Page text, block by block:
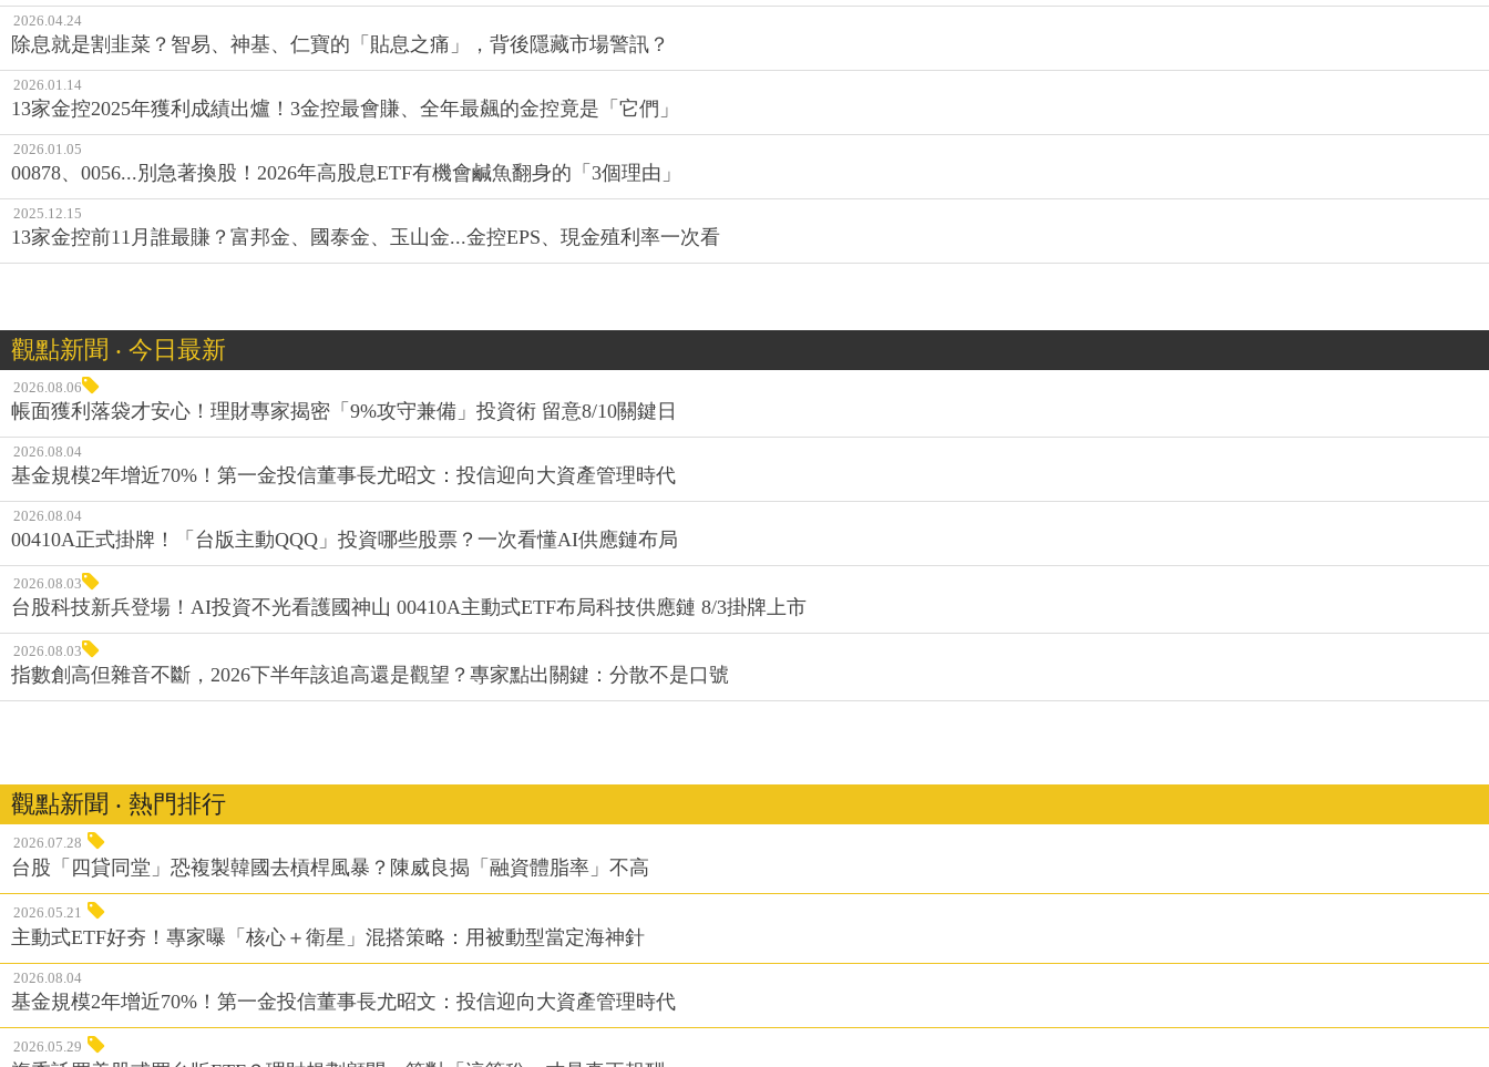
2026.04.24
除息就是割韭菜？智易、神基、仁寶的「貼息之痛」，背後隱藏市場警訊？
2026.01.14
13家金控2025年獲利成績出爐！3金控最會賺、全年最飆的金控竟是「它們」
2026.01.05
00878、0056...別急著換股！2026年高股息ETF有機會鹹魚翻身的「3個理由」
2025.12.15
13家金控前11月誰最賺？富邦金、國泰金、玉山金...金控EPS、現金殖利率一次看
觀點新聞 ‧ 今日最新
2026.08.06
帳面獲利落袋才安心！理財專家揭密「9%攻守兼備」投資術 留意8/10關鍵日
2026.08.04
基金規模2年增近70%！第一金投信董事長尤昭文：投信迎向大資產管理時代
2026.08.04
00410A正式掛牌！「台版主動QQQ」投資哪些股票？一次看懂AI供應鏈布局
2026.08.03
台股科技新兵登場！AI投資不光看護國神山 00410A主動式ETF布局科技供應鏈 8/3掛牌上市
2026.08.03
指數創高但雜音不斷，2026下半年該追高還是觀望？專家點出關鍵：分散不是口號
觀點新聞 ‧ 熱門排行
2026.07.28
台股「四貸同堂」恐複製韓國去槓桿風暴？陳威良揭「融資體脂率」不高
2026.05.21
主動式ETF好夯！專家曝「核心＋衛星」混搭策略：用被動型當定海神針
2026.08.04
基金規模2年增近70%！第一金投信董事長尤昭文：投信迎向大資產管理時代
2026.05.29